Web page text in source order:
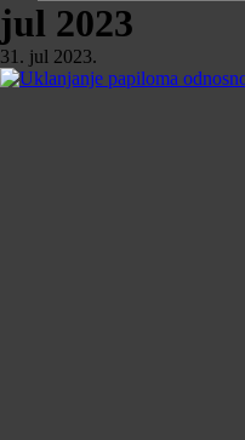
jul 2023
31. jul 2023.